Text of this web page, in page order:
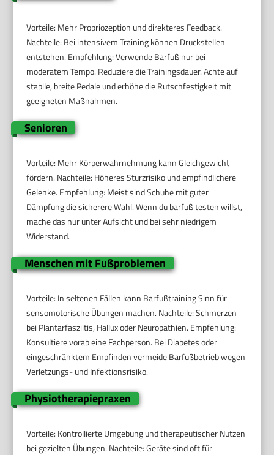
Vorteile: Mehr Propriozeption und direkteres Feedback.
Nachteile: Bei intensivem Training können Druckstellen
entstehen. Empfehlung: Verwende Barfuß nur bei
moderatem Tempo. Reduziere die Trainingsdauer. Achte auf
stabile, breite Pedale und erhöhe die Rutschfestigkeit mit
geeigneten Maßnahmen.
Senioren
Vorteile: Mehr Körperwahrnehmung kann Gleichgewicht
fördern. Nachteile: Höheres Sturzrisiko und empfindlichere
Gelenke. Empfehlung: Meist sind Schuhe mit guter
Dämpfung die sicherere Wahl. Wenn du barfuß testen willst,
mache das nur unter Aufsicht und bei sehr niedrigem
Widerstand.
Menschen mit Fußproblemen
Vorteile: In seltenen Fällen kann Barfußtraining Sinn für
sensomotorische Übungen machen. Nachteile: Schmerzen
bei Plantarfasziitis, Hallux oder Neuropathien. Empfehlung:
Konsultiere vorab eine Fachperson. Bei Diabetes oder
eingeschränktem Empfinden vermeide Barfußbetrieb wegen
Verletzungs- und Infektionsrisiko.
Physiotherapiepraxen
Vorteile: Kontrollierte Umgebung und therapeutischer Nutzen
bei gezielten Übungen. Nachteile: Geräte sind oft für